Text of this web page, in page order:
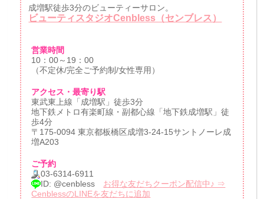
成増駅徒歩3分のビューティーサロン。
ビューティスタジオCenbless（センブレス）
営業時間
10：00～19：00
（不定休/完全ご予約制/女性専用）
アクセス・最寄り駅
東武東上線「成増駅」徒歩3分
地下鉄メトロ有楽町線・副都心線「地下鉄成増駅」徒
歩4分
〒175-0094 東京都板橋区成増3-24-15サントノーレ成
増A203
ご予約
03-6314-6911
ID: @cenbless お得な友だちクーポン配信中♪ ⇒
CenblessのLINEを友だちに追加